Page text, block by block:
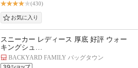
(430)
スニーカー レディース 厚底 好評 ウォー
キングシュ…
BACKYARD FAMILY バッグタウン